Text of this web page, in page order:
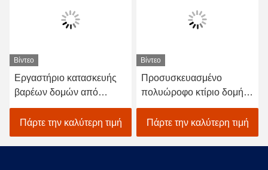
Βίντεο
Εργαστήριο κατασκευής
βαρέων δομών από
χάλυβα
Πάρτε την καλύτερη τιμή
Βίντεο
Προσυσκευασμένο
πολυώροφο κτίριο δομής
από χάλυβα Αποθήκη
SGS BV CE Έγκριση
Πάρτε την καλύτερη τιμή